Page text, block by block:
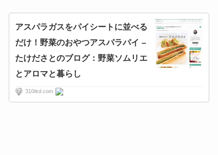
アスパラガスをパイシートに並べる
だけ！野菜のおやつアスパラパイ –
たけださとのブログ：野菜ソムリエ
とアロマと暮らし
310tkd.com